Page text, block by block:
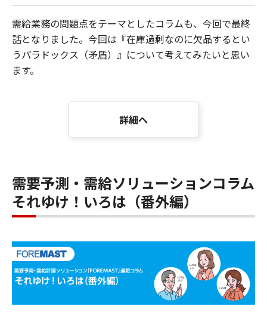
需給業務の問題点をテーマとしたコラムも、今回で最終
話となりました。今回は『在庫過剰なのに欠品するとい
うパラドックス（矛盾）』について考えてみたいと思い
ます。
詳細へ
需要予測・需給ソリューションコラム
それゆけ！いろは（番外編）